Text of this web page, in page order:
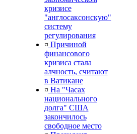
кризисе
"англосаксонскую"
систему
регулирования
¤ Причиной
финансового
кризиса стала
алчность, считают
в Ватикане
¤ На "Часах
национального
долга" США
закончилось
свободное место